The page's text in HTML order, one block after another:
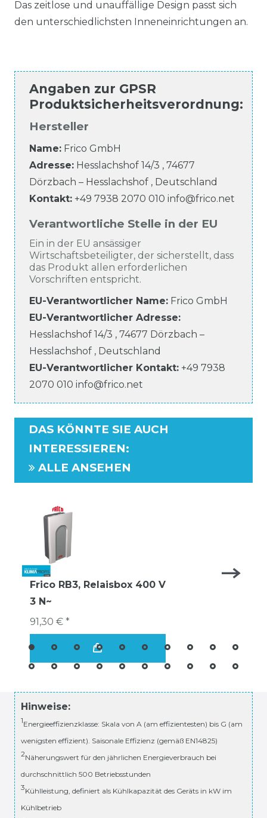
Das zeitlose und unauffällige Design passt sich
den unterschiedlichsten Inneneinrichtungen an.
Angaben zur GPSR
Produktsicherheitsverordnung:
Hersteller
Name: Frico GmbH
Adresse: Hesslachshof 14/3 , 74677
Dörzbach – Hesslachshof , Deutschland
Kontakt: +49 7938 2070 010 info@frico.net
Verantwortliche Stelle in der EU
Ein in der EU ansässiger
Wirtschaftsbeteiligter, der sicherstellt, dass
das Produkt allen erforderlichen
Vorschriften entspricht.
EU-Verantwortlicher Name: Frico GmbH
EU-Verantwortlicher Adresse:
Hesslachshof 14/3 , 74677 Dörzbach –
Hesslachshof , Deutschland
EU-Verantwortlicher Kontakt: +49 7938
2070 010 info@frico.net
DAS KÖNNTE SIE AUCH
INTERESSIEREN:
ALLE ANSEHEN
Frico RB3, Relaisbox 400 V
3 N~
91,30 € *
Hinweise:
1Energieeffizienzklasse: Skala von A (am effizientesten) bis G (am
wenigsten effizient). Saisonale Effizienz (gemäß EN14825)
2Näherungswert für den jährlichen Energieverbrauch bei
durchschnittlich 500 Betriebsstunden
3Kühlleistung, definiert als Kühlkapazität des Geräts in kW im
Kühlbetrieb